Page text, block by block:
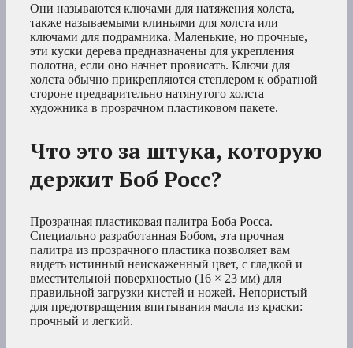
Они называются ключами для натяжения холста,
также называемыми клиньями для холста или
ключами для подрамника. Маленькие, но прочные,
эти куски дерева предназначены для укрепления
полотна, если оно начнет провисать. Ключи для
холста обычно прикрепляются степлером к обратной
стороне предварительно натянутого холста
художника в прозрачном пластиковом пакете.
Что это за штука, которую
держит Боб Росс?
Прозрачная пластиковая палитра Боба Росса.
Специально разработанная Бобом, эта прочная
палитра из прозрачного пластика позволяет вам
видеть истинный неискаженный цвет, с гладкой и
вместительной поверхностью (16 × 23 мм) для
правильной загрузки кистей и ножей. Непористый
для предотвращения впитывания масла из краски:
прочный и легкий.